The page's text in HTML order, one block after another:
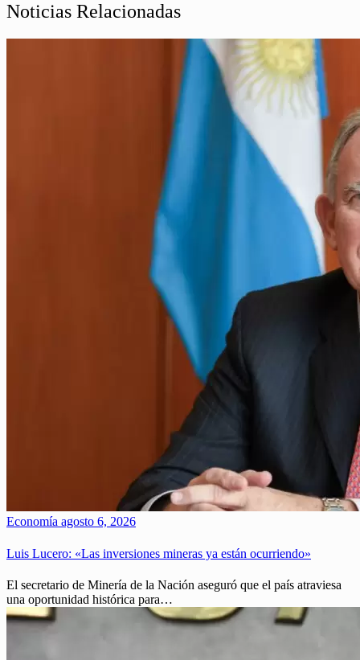
Noticias Relacionadas
Economía agosto 6, 2026
Luis Lucero: «Las inversiones mineras ya están ocurriendo»
El secretario de Minería de la Nación aseguró que el país atraviesa
una oportunidad histórica para…